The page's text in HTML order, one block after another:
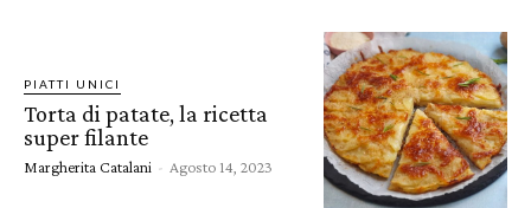
PIATTI UNICI
Torta di patate, la ricetta
super filante
Margherita Catalani - Agosto 14, 2023